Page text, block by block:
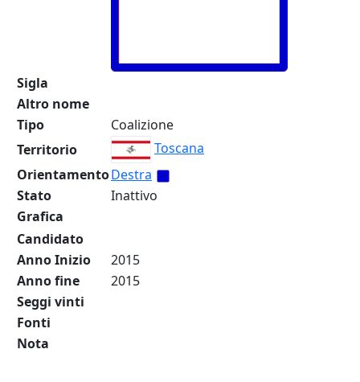
Sigla
Altro nome
Tipo
Coalizione
Territorio
Toscana
OrientamentoDestra
Stato
Inattivo
Grafica
Candidato
Anno Inizio
2015
Anno fine
2015
Seggi vinti
Fonti
Nota